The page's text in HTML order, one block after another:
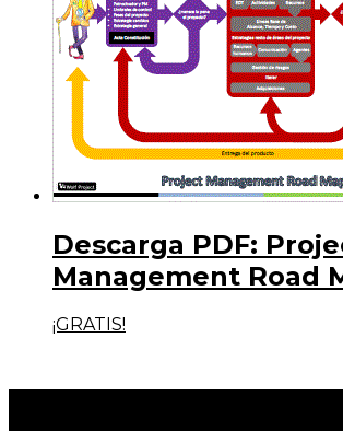
Descarga PDF:
Management Road
¡GRATIS!